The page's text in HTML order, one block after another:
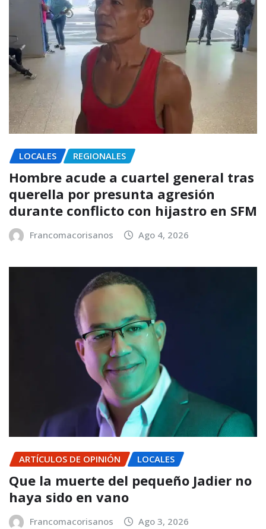
LOCALES REGIONALES
Hombre acude a cuartel general tras
querella por presunta agresión
durante conflicto con hijastro en SFM
Francomacorisanos Ago 4, 2026
ARTÍCULOS DE OPINIÓN LOCALES
Que la muerte del pequeño Jadier no
haya sido en vano
Francomacorisanos Ago 3, 2026